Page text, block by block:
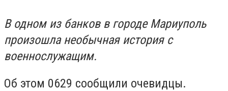
В одном из банков в городе Мариуполь
произошла необычная история с
военнослужащим.
Об этом 0629 сообщили очевидцы.